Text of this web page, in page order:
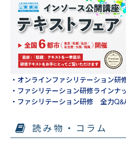
・オンラインファシリテーション研
・ファシリテーション研修ラインナ
・ファシリテーション研修 全力
読み物・コラム